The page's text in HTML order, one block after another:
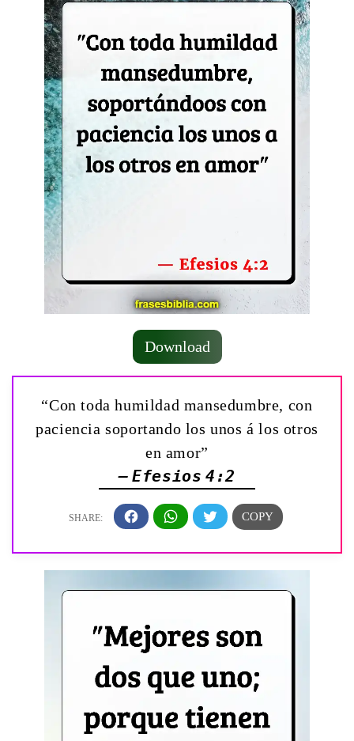
Download
“Con toda humildad mansedumbre, con
paciencia soportando los unos á los otros
en amor”
— Efesios 4:2